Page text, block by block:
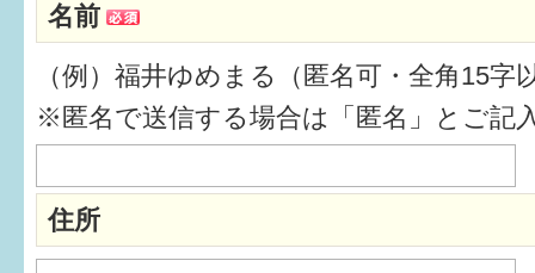
名前
（例）福井ゆめまる（匿名可・全角15字
※匿名で送信する場合は「匿名」とご記
住所
仲間づくり・遊び場
子どもを預けたい
入園・入学
相談したい
さまざまな支援